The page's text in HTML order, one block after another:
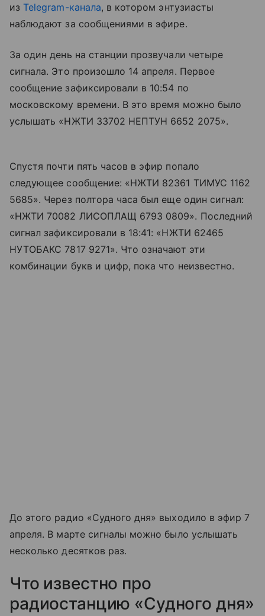
из Telegram-канала, в котором энтузиасты
наблюдают за сообщениями в эфире.
За один день на станции прозвучали четыре
сигнала. Это произошло 14 апреля. Первое
сообщение зафиксировали в 10:54 по
московскому времени. В это время можно было
услышать «НЖТИ 33702 НЕПТУН 6652 2075».
Спустя почти пять часов в эфир попало
следующее сообщение: «НЖТИ 82361 ТИМУС 1162
5685». Через полтора часа был еще один сигнал:
«НЖТИ 70082 ЛИСОПЛАЩ 6793 0809». Последний
сигнал зафиксировали в 18:41: «НЖТИ 62465
НУТОБАКС 7817 9271». Что означают эти
комбинации букв и цифр, пока что неизвестно.
До этого радио «Судного дня» выходило в эфир 7
апреля. В марте сигналы можно было услышать
несколько десятков раз.
Что известно про
радиостанцию «Судного дня»